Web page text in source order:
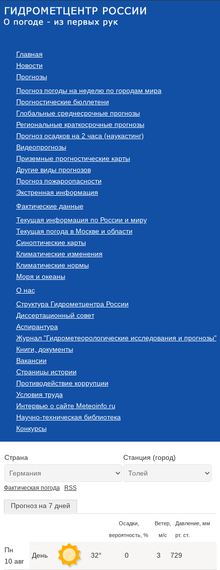
Главная
Новости
Прогнозы
Прогноз погоды на неделю по городам мира
Прогностические бюллетени
Глобальные среднесрочные прогнозы
Региональные краткосрочные прогнозы
Прогноз осадков на 2 часа (наукастинг)
Видеопрогнозы
Приземные прогностические карты
Другие виды прогнозов
Прогноз пожароопасности
Экстренная информация
Фактические данные
Текущая информация по России и миру
Текущая погода в Москве и области
Синоптические карты
Климатические изменения
Климатические нормы
Моря и океаны
О нас
Структура Гидрометцентра России
Диссертационный совет
Аспирантура
Журнал "Гидрометеорологические исследования и прогнозы"
Книги, документы
Вакансии
Страницы истории
Противодействие коррупции
Условия труда
Интервью о сайте Meteoinfo.ru
Научно-техническая библиотека
Конкурсы
Страна Станция (город)
Фактическая погода RSS
Прогноз на 7 дней
Осадки,
вероятность, %
Ветер,
м/с
Давление, мм
рт. ст.
Пн
10 авг
День 32° 0 3 729